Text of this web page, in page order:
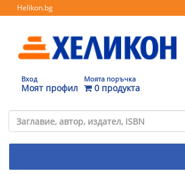
Helikon.bg
Вход
Моят профил
Моята поръчка
0 продукта